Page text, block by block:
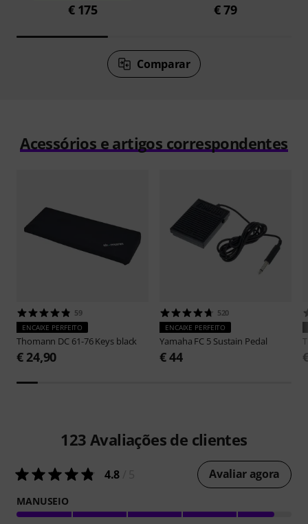
€ 175 € 79
Comparar
Acessórios e artigos correspondentes
59
ENCAIXE PERFEITO
Thomann DC 61-76 Keys black
€ 24,90
520
ENCAIXE PERFEITO
Yamaha FC 5 Sustain Pedal
€ 44
123 Avaliações de clientes
4.8 Avaliar agora
MANUSEIO